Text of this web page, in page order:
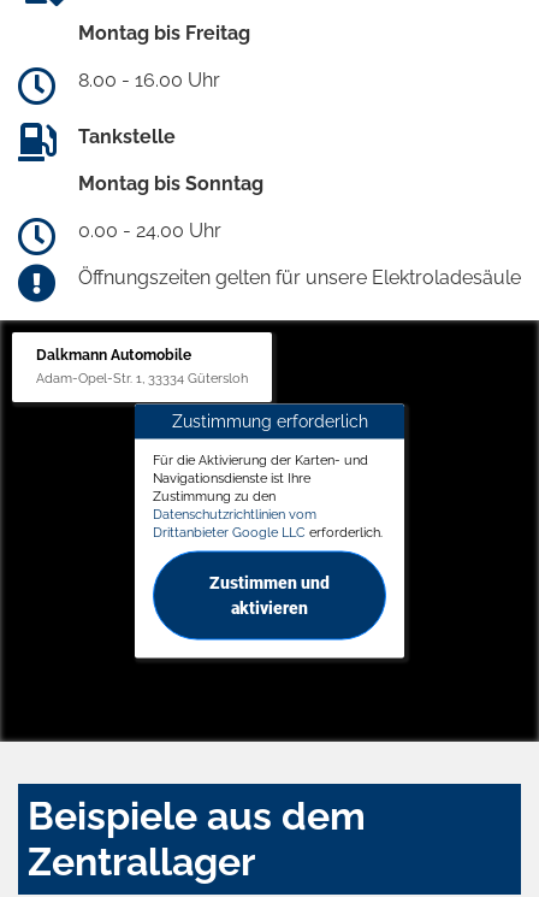
Montag bis Freitag
8.00 - 16.00 Uhr
Tankstelle
Montag bis Sonntag
0.00 - 24.00 Uhr
Öffnungszeiten gelten für unsere Elektroladesäule
Dalkmann Automobile
Adam-Opel-Str. 1, 33334 Gütersloh
Zustimmung erforderlich
Für die Aktivierung der Karten- und
Navigationsdienste ist Ihre
Zustimmung zu den
Datenschutzrichtlinien vom
Drittanbieter Google LLC erforderlich.
Zustimmen und
aktivieren
Beispiele aus dem
Zentrallager